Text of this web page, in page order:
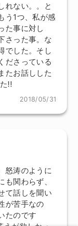
れない。。と
う1つ、私が感
た事に対し
さった事。な
でした。そし
ださっている
たお話しした
!!
2018/05/31
怒涛のように
関わらず、
て話しを聞い
が苦手なの
たのです